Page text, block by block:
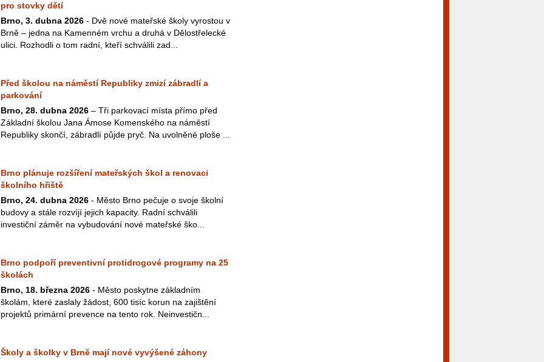
pro stovky dětí
Brno, 3. dubna 2026 - Dvě nové mateřské školy vyrostou v
Brně – jedna na Kamenném vrchu a druhá v Dělostřelecké
ulici. Rozhodli o tom radní, kteří schválili zad...
Před školou na náměstí Republiky zmizí zábradlí a
parkování
Brno, 28. dubna 2026 – Tři parkovací místa přímo před
Základní školou Jana Ámose Komenského na náměstí
Republiky skončí, zábradlí půjde pryč. Na uvolněné ploše ...
Brno plánuje rozšíření mateřských škol a renovaci
školního hřiště
Brno, 24. dubna 2026 - Město Brno pečuje o svoje školní
budovy a stále rozvíjí jejich kapacity. Radní schválili
investiční záměr na vybudování nové mateřské ško...
Brno podpoří preventivní protidrogové programy na 25
školách
Brno, 18. března 2026 - Město poskytne základním
školám, které zaslaly žádost, 600 tisíc korun na zajištění
projektů primární prevence na tento rok. Neinvestičn...
Školy a školky v Brně mají nové vyvýšené záhony